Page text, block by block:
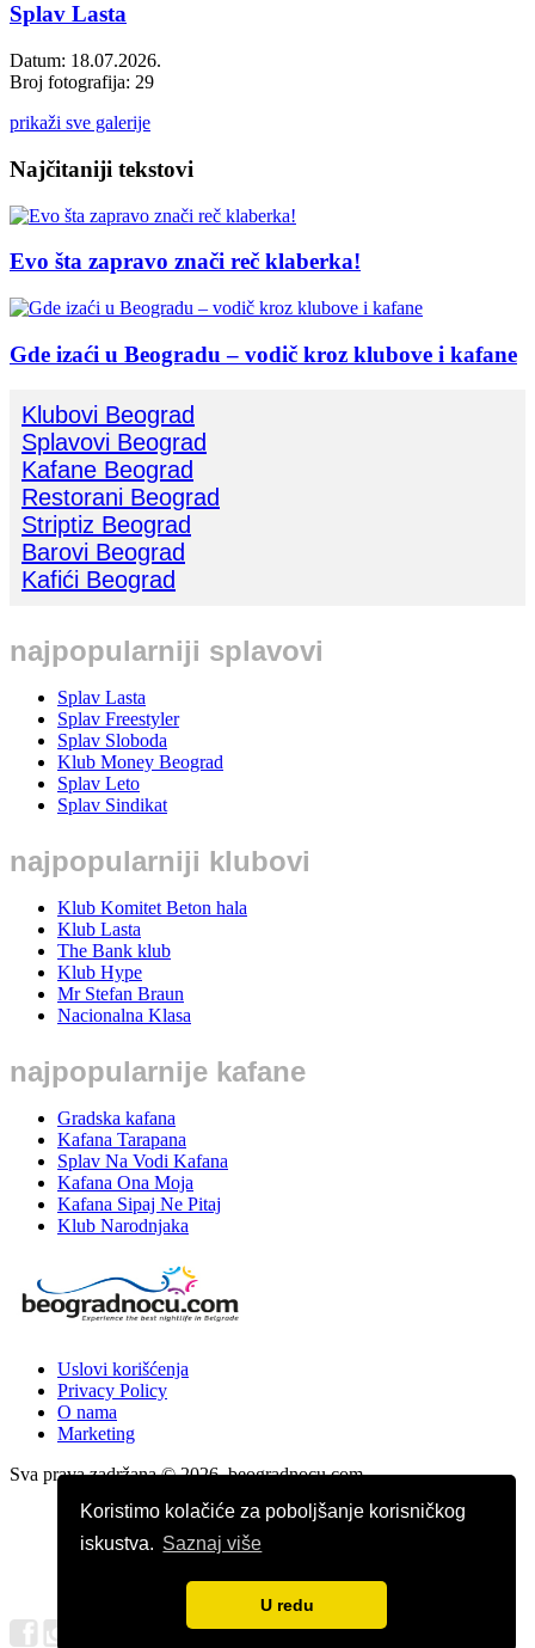
Koristimo kolačiće za poboljšanje korisničkog
iskustva. Saznaj više
U redu
Splav Lasta
Datum: 18.07.2026.
Broj fotografija: 29
prikaži sve galerije
Najčitaniji tekstovi
Evo šta zapravo znači reč klaberka!
Gde izaći u Beogradu – vodič kroz klubove i kafane
Klubovi Beograd
Splavovi Beograd
Kafane Beograd
Restorani Beograd
Striptiz Beograd
Barovi Beograd
Kafići Beograd
najpopularniji splavovi
Splav Lasta
Splav Freestyler
Splav Sloboda
Klub Money Beograd
Splav Leto
Splav Sindikat
najpopularniji klubovi
Klub Komitet Beton hala
Klub Lasta
The Bank klub
Klub Hype
Mr Stefan Braun
Nacionalna Klasa
najpopularnije kafane
Gradska kafana
Kafana Tarapana
Splav Na Vodi Kafana
Kafana Ona Moja
Kafana Sipaj Ne Pitaj
Klub Narodnjaka
Uslovi korišćenja
Privacy Policy
O nama
Marketing
Sva prava zadržana © 2026. beogradnocu.com